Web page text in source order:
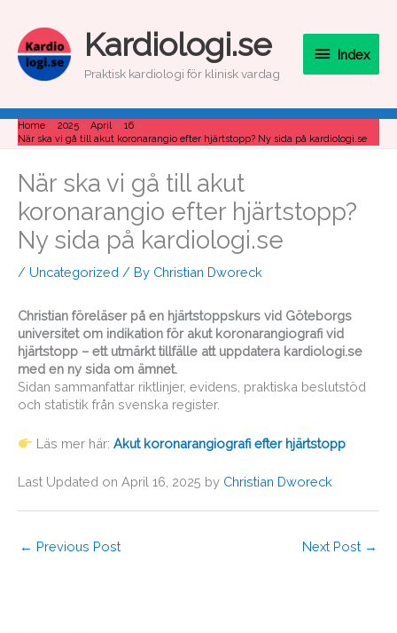
content
Kardiologi.se
Praktisk kardiologi för klinisk vardag
Index
Index
Home 2025 April
16
När ska vi gå till akut koronarangio efter hjärtstopp? Ny sida på kardiologi.se
När ska vi gå till akut
koronarangio efter hjärtstopp?
Ny sida på kardiologi.se
/ Uncategorized / By Christian Dworeck
Christian föreläser på en hjärtstoppskurs vid Göteborgs
universitet om indikation för akut koronarangiografi vid
hjärtstopp – ett utmärkt tillfälle att uppdatera kardiologi.se
med en ny sida om ämnet.
Sidan sammanfattar riktlinjer, evidens, praktiska beslutstöd
och statistik från svenska register.
Läs mer här: Akut koronarangiografi efter hjärtstopp
Last Updated on April 16, 2025 by Christian Dworeck
← Previous Post Next Post →